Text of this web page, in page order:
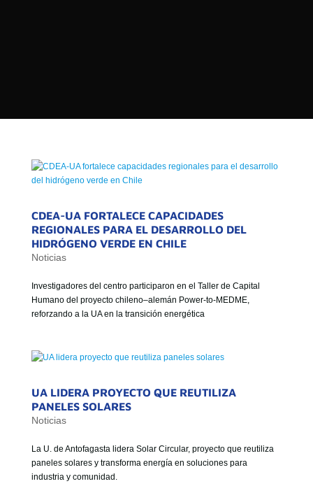
ESTADO DE CHILE
QUIENES SOMOS
MISIÓN
VISIÓN
GOBIERNO CORPORATIVO
CDEA-UA FORTALECE CAPACIDADES
REGIONALES PARA EL DESARROLLO DEL
HIDRÓGENO VERDE EN CHILE
Noticias
Investigadores del centro participaron en el Taller de Capital
Humano del proyecto chileno–alemán Power-to-MEDME,
reforzando a la UA en la transición energética
UA LIDERA PROYECTO QUE REUTILIZA
PANELES SOLARES
Noticias
La U. de Antofagasta lidera Solar Circular, proyecto que reutiliza
paneles solares y transforma energía en soluciones para
industria y comunidad.